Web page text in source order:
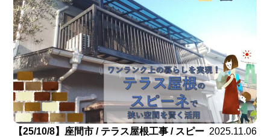
【25/10/8】座間市 / テラス屋根工事 / スピー 2025.11.06